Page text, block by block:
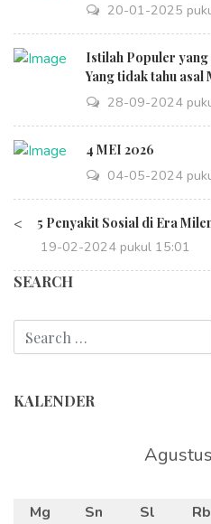
20-01-2025
Istilah Populer
Yang tidak tahu asal
28-09-2024
4 MEI 2026
04-05-2024
< 5 Penyakit Sosial di Era
19-02-2024 pukul 15:01
SEARCH
KALENDER
Mg Sn Sl Rb